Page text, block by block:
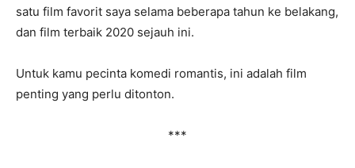
satu film favorit saya selama beberapa tahun ke belakang,
dan film terbaik 2020 sejauh ini.
Untuk kamu pecinta komedi romantis, ini adalah film
penting yang perlu ditonton.
***